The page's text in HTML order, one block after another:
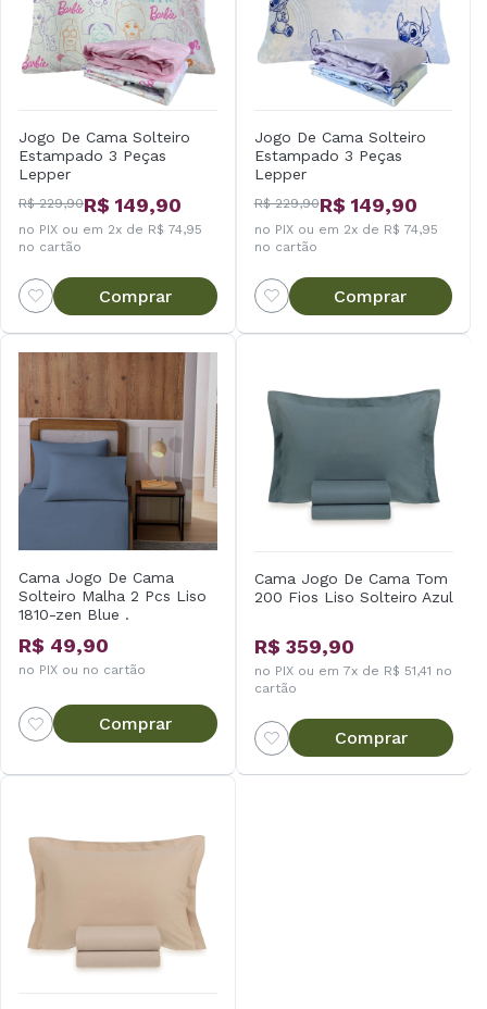
Jogo De Cama Solteiro
Estampado 3 Peças
Lepper
R$ 229,90R$ 149,90
no PIX ou em 2x de R$ 74,95
no cartão
Comprar
Jogo De Cama Solteiro
Estampado 3 Peças
Lepper
R$ 229,90R$ 149,90
no PIX ou em 2x de R$ 74,95
no cartão
Comprar
Cama Jogo De Cama
Solteiro Malha 2 Pcs Liso
1810-zen Blue .
R$ 49,90
no PIX ou no cartão
Comprar
Cama Jogo De Cama Tom
200 Fios Liso Solteiro Azul
R$ 359,90
no PIX ou em 7x de R$ 51,41 no
cartão
Comprar